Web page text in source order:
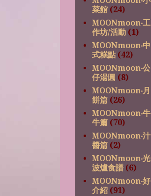
菜館 (24)
MOONmoon‧工
作坊/活動 (1)
MOONmoon‧中
式糕點 (42)
MOONmoon‧公
仔湯圓 (8)
MOONmoon‧月
餅篇 (26)
MOONmoon‧牛
牛篇 (70)
MOONmoon‧汁
醬篇 (2)
MOONmoon‧光
波爐食譜 (6)
MOONmoon‧好
介紹 (91)